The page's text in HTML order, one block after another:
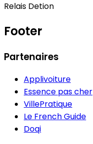
Relais Detion
Footer
Partenaires
Applivoiture
Essence pas cher
VillePratique
Le French Guide
Doqi